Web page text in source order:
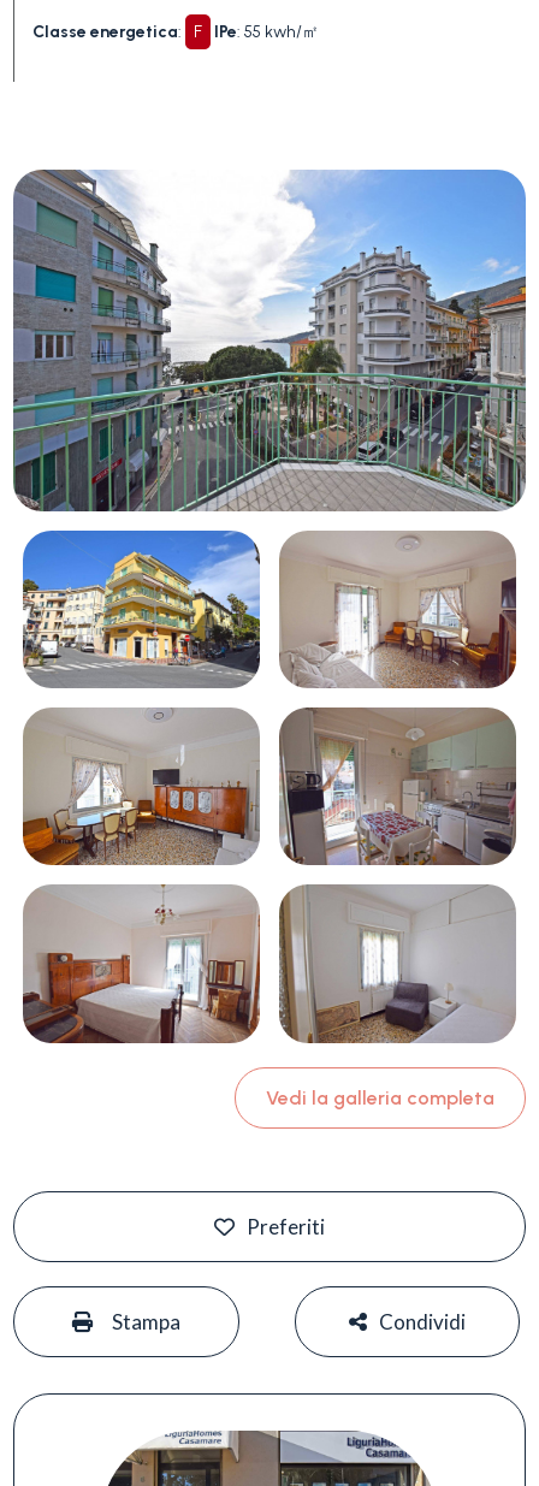
Classe energetica: F IPe: 55 kwh/㎡
Vedi la galleria completa
Preferiti
Stampa Condividi
opzioni
Giardino
Balcone/Terrazzo
Ascensore
Piscina
Vista mare